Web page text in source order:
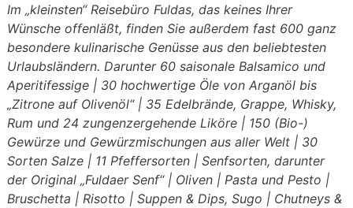
Im „kleinsten“ Reisebüro Fuldas, das keines Ihrer
Wünsche offenläßt, finden Sie außerdem fast 600 ganz
besondere kulinarische Genüsse aus den beliebtesten
Urlaubsländern. Darunter 60 saisonale Balsamico und
Aperitifessige | 30 hochwertige Öle von Arganöl bis
„Zitrone auf Olivenöl“ | 35 Edelbrände, Grappe, Whisky,
Rum und 24 zungenzergehende Liköre | 150 (Bio-)
Gewürze und Gewürzmischungen aus aller Welt | 30
Sorten Salze | 11 Pfeffersorten | Senfsorten, darunter
der Original „Fuldaer Senf“ | Oliven | Pasta und Pesto |
Bruschetta | Risotto | Suppen & Dips, Sugo | Chutneys &